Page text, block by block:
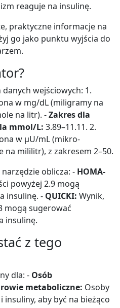
reaguje na insulinę.
praktyczne informacje na
go jako punktu wyjścia do
wejściowych: 1.
w mg/dL (miligramy na
na litr). -Zakres dla
mmol/L: 3.89–11.11. 2.
w μU/mL (mikro-
mililitr), z zakresem 2–50.
oblicza: - HOMA-
powyżej 2.9 mogą
insulinę. - QUICKI: Wynik,
mogą sugerować
insulinę.
z tego
dla: - Osób
metaboliczne: Osoby
aby być na bieżąco